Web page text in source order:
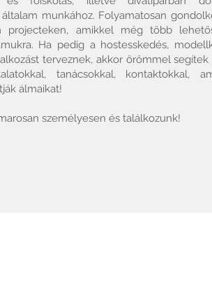
munkához. Folyamatosan
projecteken, amikkel még több
Ha pedig a hostesskedés,
terveznek, akkor örömmel segítek
tanácsokkal, kontaktokkal,
álmaikat!
személyesen és találkozunk!